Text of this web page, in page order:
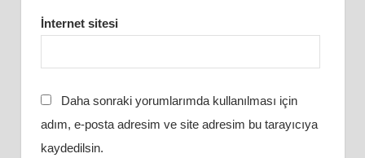
İnternet sitesi
Daha sonraki yorumlarımda kullanılması için
adım, e-posta adresim ve site adresim bu tarayıcıya
kaydedilsin.